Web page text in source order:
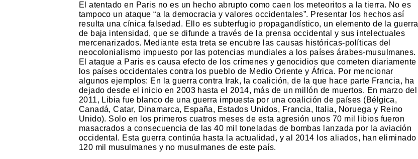
El atentado en Paris no es un hecho abrupto como caen los meteoritos a la tierra. No es
tampoco un ataque “a la democracia y valores occidentales”. Presentar los hechos así
resulta una cínica falsedad. Ello es subterfugio propagandístico, un elemento de la guerra
de baja intensidad, que se difunde a través de la prensa occidental y sus intelectuales
mercenarizados. Mediante esta treta se encubre las causas históricas-políticas del
neocolonialismo impuesto por las potencias mundiales a los países árabes-musulmanes.
El ataque a Paris es causa efecto de los crímenes y genocidios que cometen diariamente
los países occidentales contra los pueblo de Medio Oriente y África. Por mencionar
algunos ejemplos: En la guerra contra Irak, la coalición, de la que hace parte Francia, ha
dejado desde el inicio en 2003 hasta el 2014, más de un millón de muertos. En marzo del
2011, Libia fue blanco de una guerra impuesta por una coalición de países (Bélgica,
Canadá, Catar, Dinamarca, España, Estados Unidos, Francia, Italia, Noruega y Reino
Unido). Solo en los primeros cuatros meses de esta agresión unos 70 mil libios fueron
masacrados a consecuencia de las 40 mil toneladas de bombas lanzada por la aviación
occidental. Esta guerra continúa hasta la actualidad, y al 2014 los aliados, han eliminado
120 mil musulmanes y no musulmanes de este país.